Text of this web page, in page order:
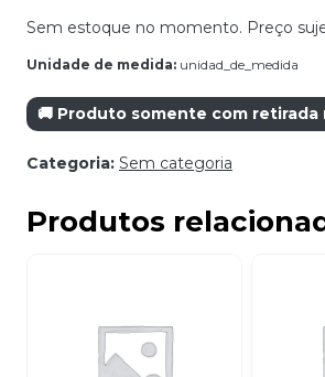
Sem estoque no momento. Preço
Unidade de medida: unidad_de_medida
🚚 Produto somente com retirada
Categoria: Sem categoria
Produtos